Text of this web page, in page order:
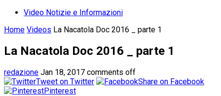
Video Notizie e Informazioni
Home Videos La Nacatola Doc 2016 _ parte 1
La Nacatola Doc 2016 _ parte 1
redazione Jan 18, 2017 comments off
Tweet on Twitter
Share on Facebook
Pinterest